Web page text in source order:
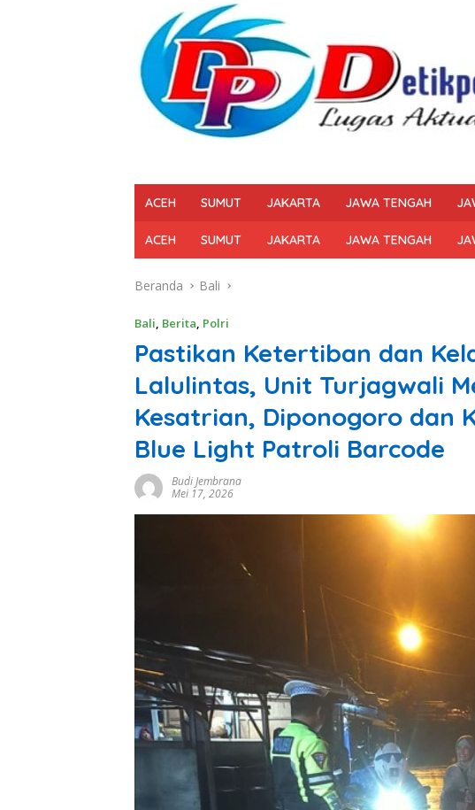
ACEH SUMUT JAKARTA JAWA TENGAH
ACEH SUMUT JAKARTA JAWA TENGAH
Beranda Bali
Bali, Berita, Polri
Pastikan Ketertiban dan
Lalulintas, Unit Turjagwali
Kesatrian, Diponogoro dan
Blue Light Patroli Barcode
Budi Jembrana
Mei 17, 2026